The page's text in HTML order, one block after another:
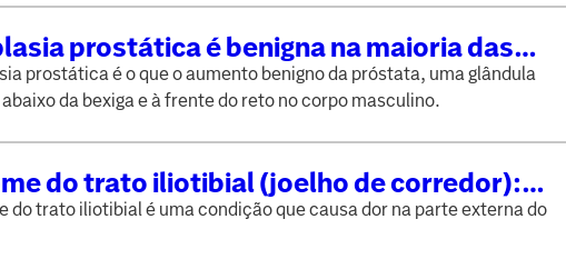
prostática é benigna na maioria das
suas causas
prostática é o que o aumento benigno da próstata, uma glândula
da bexiga e à frente do reto no corpo masculino.
do trato iliotibial (joelho de corredor):
e tratamento
do trato iliotibial é uma condição que causa dor na parte externa do